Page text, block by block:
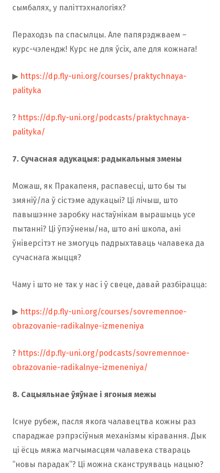
сымбалях, у паліттэхналогіях?
Пераходзь па спасылцы. Але папярэджваем –
курс-чэлендж! Курс не для ўсіх, але для кожнага!
▶ https://dp.fly-uni.org/courses/praktychnaya-
palityka
? https://dp.fly-uni.org/podcasts/praktychnaya-
palityka/
7. Сучасная адукацыя: радыкальныя змены
Можаш, як Пракапеня, распавесці, што бы ты
змяніў/ла ў сістэме адукацыі? Ці лічыш, што
павышэнне заробку настаўнікам вырашыць усе
пытанні? Ці ўпэўнены/на, што ані школа, ані
ўніверсітэт не змогуць падрыхтаваць чалавека да
сучаснага жыцця?
Чаму і што не так у нас і ў свеце, давай разбірацца:
▶ https://dp.fly-uni.org/courses/sovremennoe-
obrazovanie-radikalnye-izmeneniya
? https://dp.fly-uni.org/podcasts/sovremennoe-
obrazovanie-radikalnye-izmeneniya/
8. Сацыяльнае ўяўнае і ягоныя межы
Існуе рубеж, пасля якога чалавецтва кожны раз
спараджае рэпрэсіўныя механізмы кіравання. Дык
ці ёсць мяжа магчымасцям чалавека ствараць
“новы парадак”? Ці можна сканструяваць нацыю?